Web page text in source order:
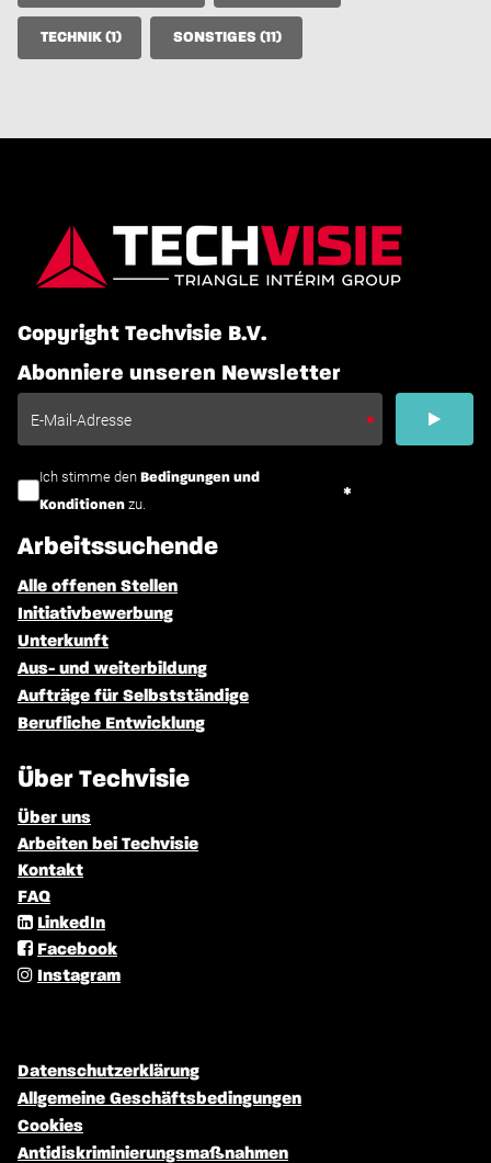
TECHNIK (1) SONSTIGES (11)
Copyright Techvisie B.V.
Abonniere unseren Newsletter
Ich stimme den Bedingungen und
Konditionen zu.
Arbeitssuchende
Alle offenen Stellen
Initiativbewerbung
Unterkunft
Aus- und weiterbildung
Aufträge für Selbstständige
Berufliche Entwicklung
Über Techvisie
Über uns
Arbeiten bei Techvisie
Kontakt
FAQ
LinkedIn
Facebook
Instagram
Datenschutzerklärung
Allgemeine Geschäftsbedingungen
Cookies
Antidiskriminierungsmaßnahmen